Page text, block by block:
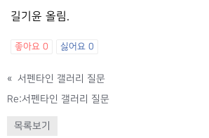
길기윤 올림.
좋아요 0 싫어요 0
« 서펜타인 갤러리 질문
Re:서펜타인 갤러리 질문
목록보기